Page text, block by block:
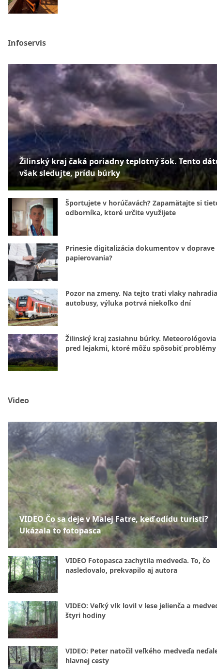
Infoservis
Žilinský kraj čaká poriadny teplotný šok. Tento
však sledujte, prídu búrky
Športujete v horúčavách? Zapamätajte si
odborníka, ktoré určite využijete
Prinesie digitalizácia dokumentov v doprave
papierovania?
Pozor na zmeny. Na tejto trati vlaky nahradia
autobusy, výluka potrvá niekoľko dní
Žilinský kraj zasiahnu búrky.
pred lejakmi, ktoré môžu spôsobiť problémy
Video
VIDEO Čo sa deje v Malej Fatre, keď odídu turisti?
Ukázala to fotopasca
VIDEO Fotopasca zachytila medveďa. To, čo
nasledovalo, prekvapilo aj autora
VIDEO: Veľký vlk lovil v lese jelienča a
štyri hodiny
VIDEO: Peter natočil veľkého medveďa
hlavnej cesty